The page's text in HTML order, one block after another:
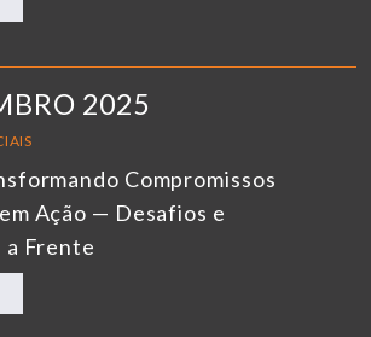
2025
Compromissos
Ação — Desafios e
a Frente